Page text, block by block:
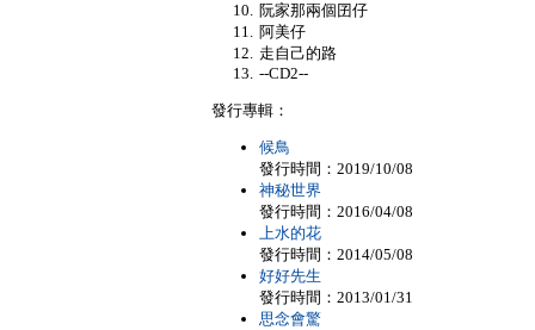
阮家那兩個囝仔
阿美仔
走自己的路
--CD2--
發行專輯：
候鳥
發行時間：2019/10/08
神秘世界
發行時間：2016/04/08
上水的花
發行時間：2014/05/08
好好先生
發行時間：2013/01/31
思念會驚